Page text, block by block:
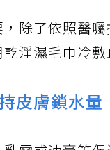
除了依照醫
淨濕毛巾冷敷
皮膚鎖水量